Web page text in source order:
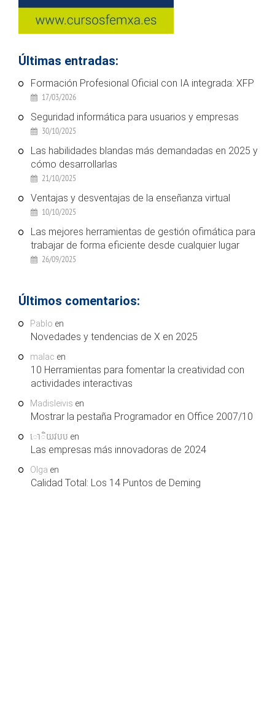
Últimas entradas:
Formación Profesional Oficial con IA integrada: XFP
17/03/2026
Seguridad informática para usuarios y empresas
30/10/2025
Las habilidades blandas más demandadas en 2025 y
cómo desarrollarlas
21/10/2025
Ventajas y desventajas de la enseñanza virtual
10/10/2025
Las mejores herramientas de gestión ofimática para
trabajar de forma eficiente desde cualquier lugar
26/09/2025
Últimos comentarios:
Pablo en
Novedades y tendencias de X en 2025
malac en
10 Herramientas para fomentar la creatividad con
actividades interactivas
Madisleivis en
Mostrar la pestaña Programador en Office 2007/10
ោិយវបប en
Las empresas más innovadoras de 2024
Olga en
Calidad Total: Los 14 Puntos de Deming